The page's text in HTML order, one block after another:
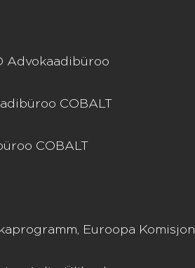
Advokaadibüroo
COBALT
COBALT
Euroopa Komisjon